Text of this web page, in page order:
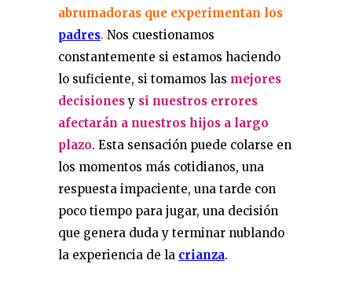
abrumadoras que experimentan los
padres. Nos cuestionamos
constantemente si estamos haciendo
lo suficiente, si tomamos las mejores
decisionesy si nuestros errores
afectarán a nuestros hijos a largo
plazo. Esta sensación puede colarse en
los momentos más cotidianos, una
respuesta impaciente, una tarde con
poco tiempo para jugar, una decisión
que genera duda y terminar nublando
la experiencia de la crianza.